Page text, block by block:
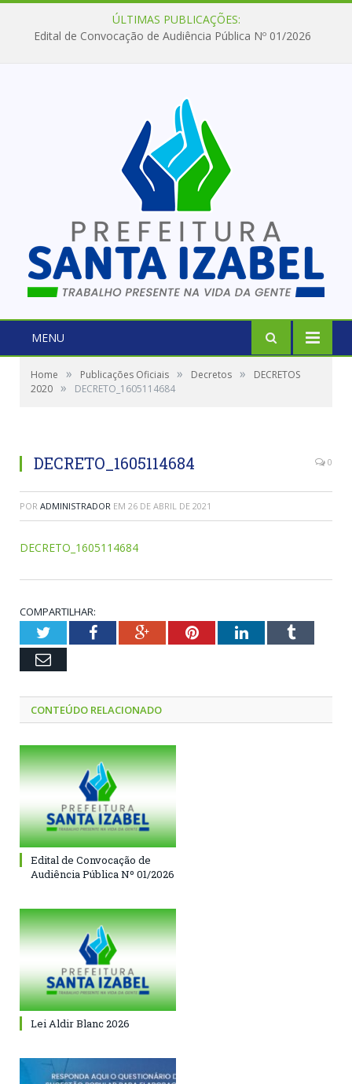
ÚLTIMAS PUBLICAÇÕES:
Edital de Convocação de Audiência Pública Nº 01/2026
MENU
Home » Publicações Oficiais » Decretos »
DECRETOS
2020 » DECRETO_1605114684
DECRETO_1605114684 0
POR ADMINISTRADOR EM 26 DE ABRIL DE 2021
DECRETO_1605114684
COMPARTILHAR:
TwitterFacebookGoogle+PinterestLinkedInTumblr
Email
CONTEÚDO RELACIONADO
Edital de Convocação de
Audiência Pública Nº 01/2026
Lei Aldir Blanc 2026